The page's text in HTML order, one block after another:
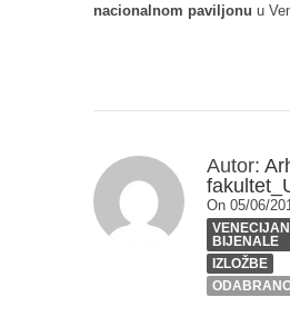
nacionalnom paviljonu u
Autor:
On 05/06/
BIJENALE
IZLOŽBE